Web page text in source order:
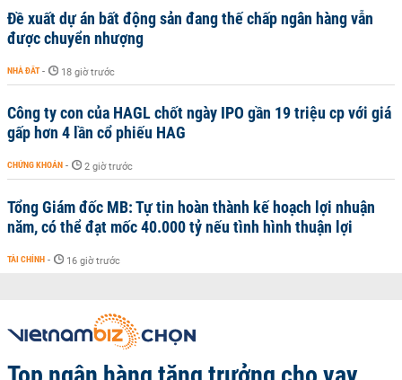
Đề xuất dự án bất động sản đang thế chấp ngân hàng vẫn
được chuyển nhượng
NHÀ ĐẤT - 18 giờ trước
Công ty con của HAGL chốt ngày IPO gần 19 triệu cp với giá
gấp hơn 4 lần cổ phiếu HAG
CHỨNG KHOÁN - 2 giờ trước
Tổng Giám đốc MB: Tự tin hoàn thành kế hoạch lợi nhuận
năm, có thể đạt mốc 40.000 tỷ nếu tình hình thuận lợi
TÀI CHÍNH - 16 giờ trước